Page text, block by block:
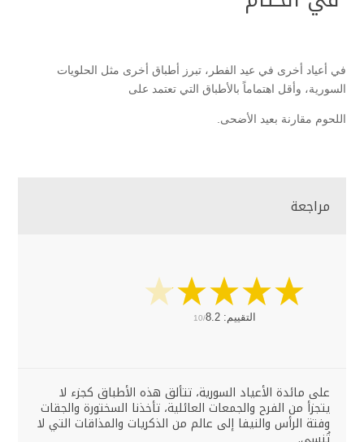
في أعياد أخرى في عيد الفطر، تبرز أطباق أخرى مثل الحلويات
السورية، وأقل اهتماماً بالأطباق التي تعتمد على
اللحوم مقارنة بعيد الأضحى.
مراجعة
التقييم: 10/8.2
على مائدة الأعياد السورية، تتألق هذه الأطباق كجزء لا
يتجزأ من الفرح والجمعات العائلية، تأخذنا السختورة والجقات
وفتة الرأس والنيفا إلى عالم من الذكريات والمذاقات التي لا